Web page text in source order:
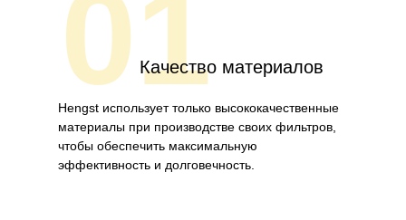
01Качество материалов
Hengst использует только высококачественные
материалы при производстве своих фильтров,
чтобы обеспечить максимальную
эффективность и долговечность.